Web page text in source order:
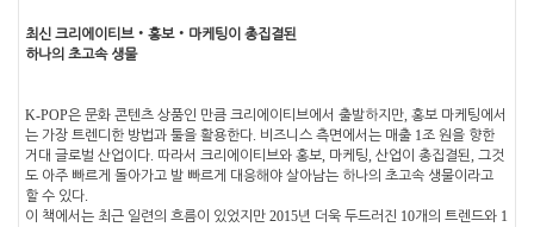
최신 크리에이티브‧ 홍보‧ 마케팅이 총집결된
하나의 초고속 생물
K-POP은 문화 콘텐츠 상품인 만큼 크리에이티브에서 출발하지만, 홍보 마케팅에서
는 가장 트렌디한 방법과 툴을 활용한다. 비즈니스 측면에서는 매출 1조 원을 향한
거대 글로벌 산업이다. 따라서 크리에이티브와 홍보, 마케팅, 산업이 총집결된, 그것
도 아주 빠르게 돌아가고 발 빠르게 대응해야 살아남는 하나의 초고속 생물이라고
할 수 있다.
이 책에서는 최근 일련의 흐름이 있었지만 2015년 더욱 두드러진 10개의 트렌드와 1